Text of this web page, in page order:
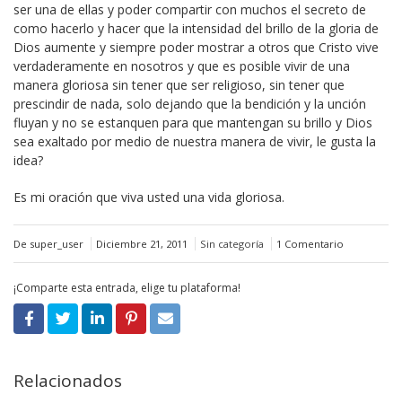
ser una de ellas y poder compartir con muchos el secreto de
como hacerlo y hacer que la intensidad del brillo de la gloria de
Dios aumente y siempre poder mostrar a otros que Cristo vive
verdaderamente en nosotros y que es posible vivir de una
manera gloriosa sin tener que ser religioso, sin tener que
prescindir de nada, solo dejando que la bendición y la unción
fluyan y no se estanquen para que mantengan su brillo y Dios
sea exaltado por medio de nuestra manera de vivir, le gusta la
idea?
Es mi oración que viva usted una vida gloriosa.
De super_user Diciembre 21, 2011 Sin categoría 1 Comentario
¡Comparte esta entrada, elige tu plataforma!
Relacionados